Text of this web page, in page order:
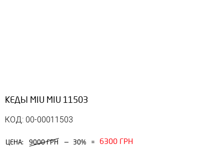
КЕДЫ MIU MIU 11503
КОД: 00-00011503
ЦЕНА: 9000 ГРН — 30% = 6300 ГРН